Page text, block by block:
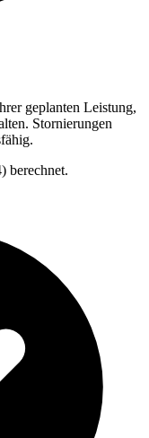
geplanten Leistung,
Stornierungen
berechnet.